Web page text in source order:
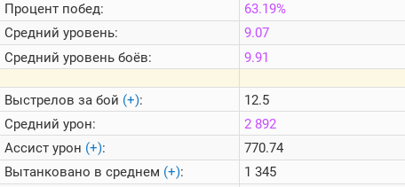
Процент побед:
Средний уровень:
Средний уровень боёв:
Выстрелов за бой (+):
Средний урон:
Ассист урон (+):
Вытанковано в среднем (+):
63.19%
9.07
9.91
12.5
2 892
770.74
1 345